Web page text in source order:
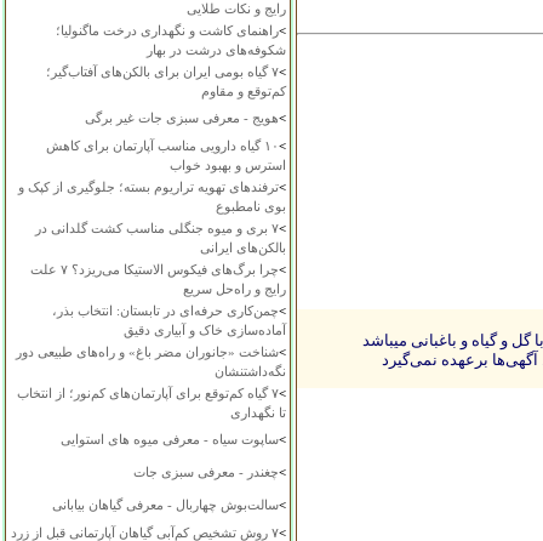
رایج و نکات طلایی
>راهنمای کاشت و نگهداری درخت ماگنولیا؛
شکوفه‌های درشت در بهار
>
۷ گیاه بومی ایران برای بالکن‌های آفتاب‌گیر؛
کم‌توقع و مقاوم
>هویج - معرفی سبزی جات غیر برگی
>
۱۰ گیاه دارویی مناسب آپارتمان برای کاهش
استرس و بهبود خواب
>ترفندهای تهویه تراریوم بسته؛ جلوگیری از کپک و
بوی نامطبوع
>
۷ بری و میوه جنگلی مناسب کشت گلدانی در
بالکن‌های ایرانی
>
چرا برگ‌های فیکوس الاستیکا می‌ریزد؟ ۷ علت
رایج و راه‌حل سریع
>چمن‌کاری حرفه‌ای در تابستان: انتخاب بذر،
آماده‌سازی خاک و آبیاری دقیق
>شناخت «جانوران مضر باغ» و راه‌های طبیعی دور
نگه‌داشتنشان
>
۷ گیاه کم‌توقع برای آپارتمان‌های کم‌نور؛ از انتخاب
تا نگهداری
>ساپوت سیاه - معرفی میوه های استوایی
>چغندر - معرفی سبزی جات
>سالت‌بوش چهاربال - معرفی گیاهان بیابانی
>
۷ روش تشخیص کم‌آبی گیاهان آپارتمانی قبل از زرد
و گیاه و باغبانی میباشد
آگهی‌ها برعهده نمی‌گیرد